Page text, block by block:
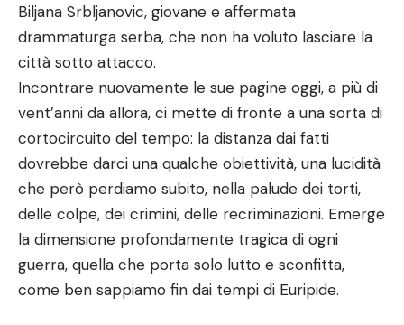
Biljana Srbljanovic, giovane e affermata
drammaturga serba, che non ha voluto lasciare la
città sotto attacco.
Incontrare nuovamente le sue pagine oggi, a più di
vent’anni da allora, ci mette di fronte a una sorta di
cortocircuito del tempo: la distanza dai fatti
dovrebbe darci una qualche obiettività, una lucidità
che però perdiamo subito, nella palude dei torti,
delle colpe, dei crimini, delle recriminazioni. Emerge
la dimensione profondamente tragica di ogni
guerra, quella che porta solo lutto e sconfitta,
come ben sappiamo fin dai tempi di Euripide.